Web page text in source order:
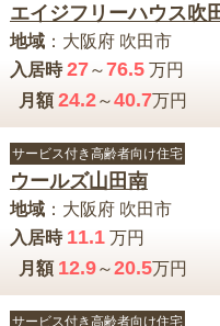
エイジフリーハウス吹
地域： 大阪府 吹田市
入居時 27～76.5万円
月額 24.2～40.7万円
サービス付き高齢者向け住宅
ウールズ山田南
地域： 大阪府 吹田市
入居時 11.1万円
月額 12.9～20.5万円
サービス付き高齢者向け住宅